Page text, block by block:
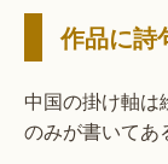
作品に詩
中国の掛け軸
のみが書いてあ